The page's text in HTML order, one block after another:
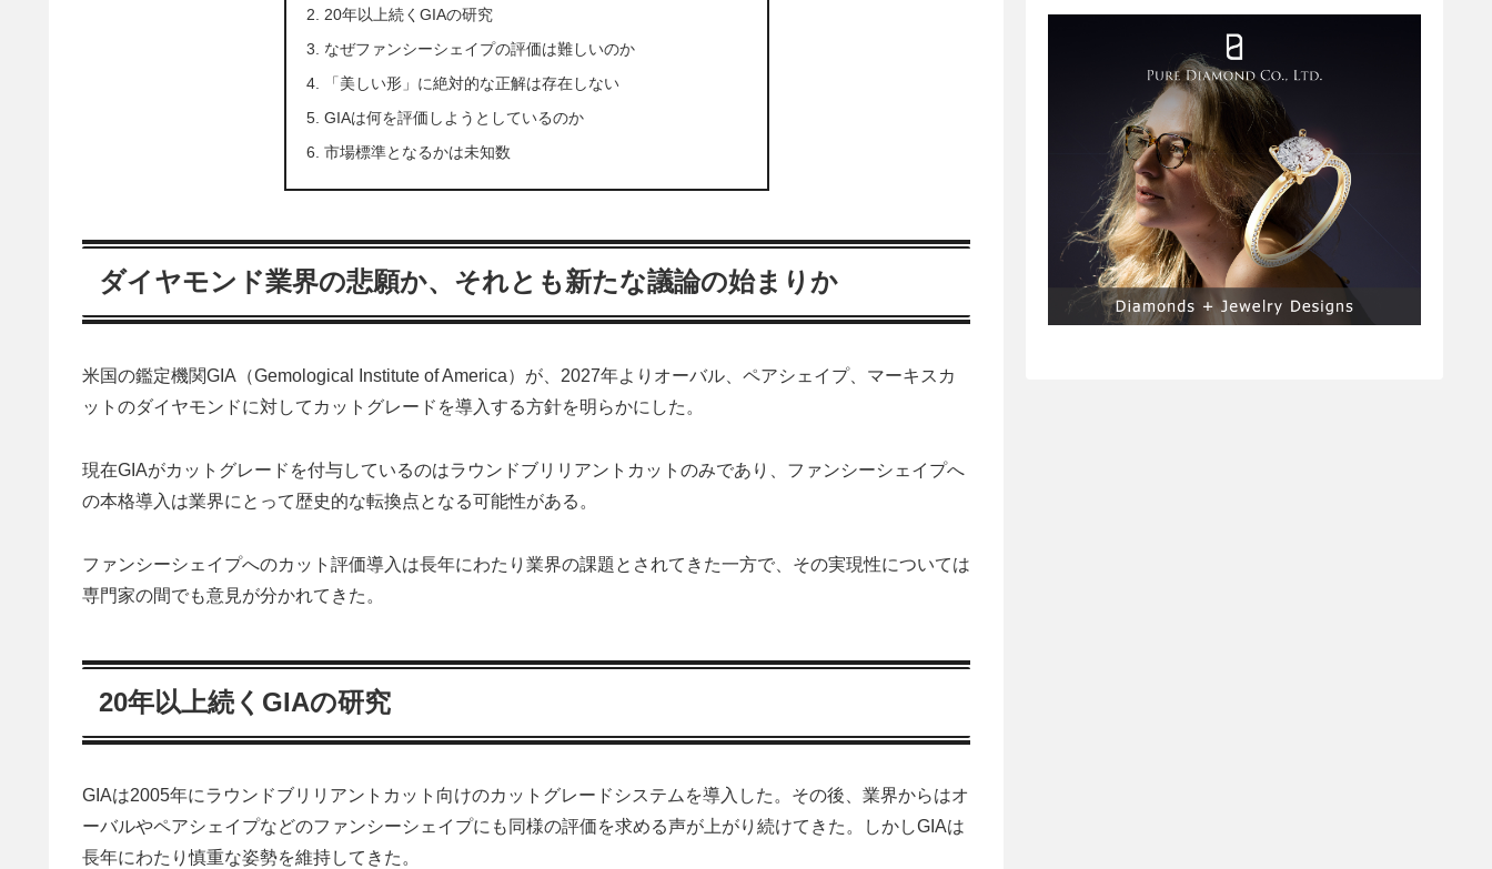
20年以上続くGIAの研究
なぜファンシーシェイプの評価は難しいのか
「美しい形」に絶対的な正解は存在しない
GIAは何を評価しようとしているのか
市場標準となるかは未知数
ダイヤモンド業界の悲願か、それとも新たな議論の始まりか
米国の鑑定機関GIA（Gemological Institute of America）が、2027年よりオーバル、ペアシェイプ、マーキスカ
ットのダイヤモンドに対してカットグレードを導入する方針を明らかにした。
現在GIAがカットグレードを付与しているのはラウンドブリリアントカットのみであり、ファンシーシェイプへ
の本格導入は業界にとって歴史的な転換点となる可能性がある。
ファンシーシェイプへのカット評価導入は長年にわたり業界の課題とされてきた一方で、その実現性については
専門家の間でも意見が分かれてきた。
20年以上続くGIAの研究
GIAは2005年にラウンドブリリアントカット向けのカットグレードシステムを導入した。その後、業界からはオ
ーバルやペアシェイプなどのファンシーシェイプにも同様の評価を求める声が上がり続けてきた。しかしGIAは
長年にわたり慎重な姿勢を維持してきた。